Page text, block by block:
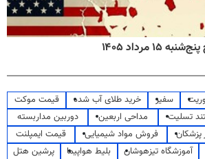
مرداد ۱۴۰۵
سفیر خرید طلای آب شده
قیمت موکت
تسلیت مداحی اربعین
دوربین مداربسته
پزشکان
فروش مواد شیمیایی
قیمت ایمپلنت
آموزشگاه تیزهوشان بلیط هواپیما
پرشین هتل